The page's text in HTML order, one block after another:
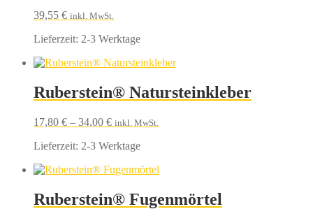
39,55 € inkl. MwSt.
Lieferzeit: 2-3 Werktage
Ruberstein® Natursteinkleber
17,80 € – 34,00 € inkl. MwSt.
Lieferzeit: 2-3 Werktage
Ruberstein® Fugenmörtel